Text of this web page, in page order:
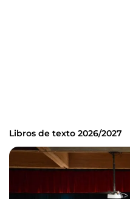
Libros de texto 2026/2027